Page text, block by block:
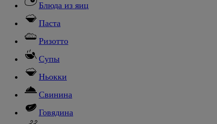
Блюда из яиц
Паста
Ризотто
Супы
Ньокки
Свинина
Говядина